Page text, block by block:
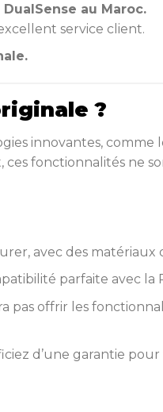
au Maroc.
service client.
?
innovantes, comme
fonctionnalités ne
avec des
parfaite avec la
offrir les
d’une garantie